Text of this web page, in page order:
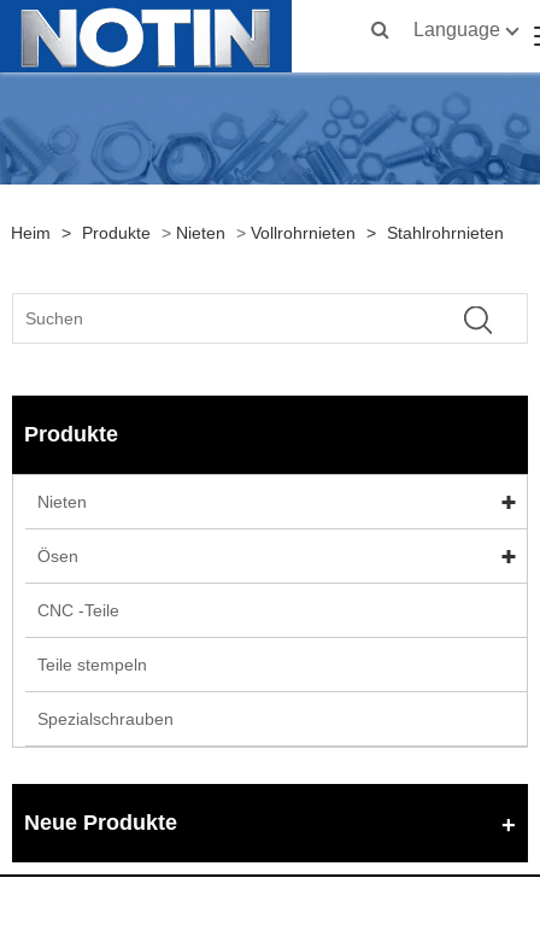
Language
Heim > Produkte > Nieten > Vollrohrnieten > Stahlrohrnieten
Produkte
Nieten
Ösen
CNC -Teile
Teile stempeln
Spezialschrauben
Neue Produkte